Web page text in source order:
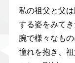
私の祖父と父
する姿をみて
腕で様々なも
憧れを抱き、